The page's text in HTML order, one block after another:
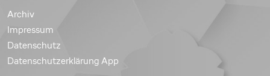
Archiv
Impressum
Datenschutz
Datenschutzerklärung App